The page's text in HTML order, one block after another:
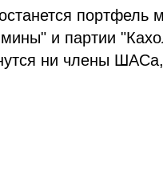
портфель
и партии
ни члены